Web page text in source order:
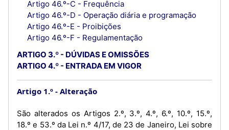
Artigo 46.º-C - Frequência
Artigo 46.º-D - Operação diária e programação
Artigo 46.º-E - Proibições
Artigo 46.º-F - Regulamentação
ARTIGO 3.º - DÚVIDAS E OMISSÕES
ARTIGO 4.º - ENTRADA EM VIGOR
Artigo 1.º Alteração
São alterados os Artigos 2.º, 3.º, 4.º, 6.º, 10.º, 15.º,
18.º e 53.º da Lei n.º 4/17, de 23 de Janeiro, Lei sobre